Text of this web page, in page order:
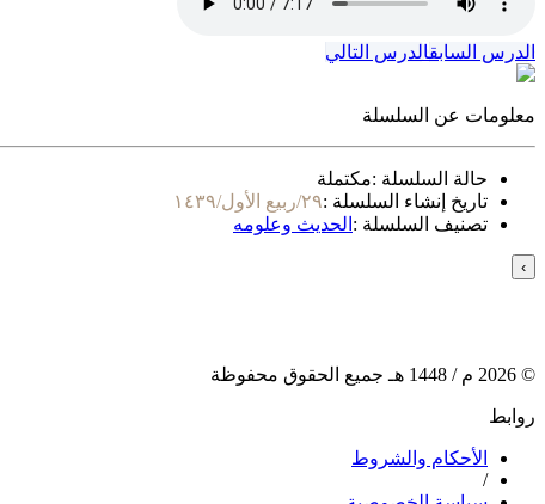
الدرس السابقالدرس التالي
معلومات عن السلسلة
حالة السلسلة :مكتملة
تاريخ إنشاء السلسلة :٢٩/ربيع الأول/١٤٣٩
تصنيف السلسلة : الحديث وعلومه
›
©
2026 م / 1448 هـ جميع الحقوق محفوظة
روابط
الأحكام والشروط
/